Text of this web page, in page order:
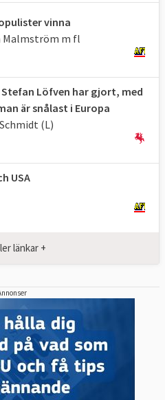
vinna
Malmström m fl
Löfven har gjort, med
är snålast i Europa
(L)
USA
länkar +